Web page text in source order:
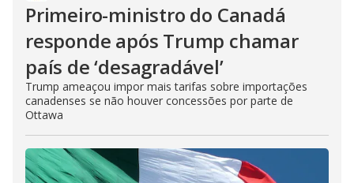
Primeiro-ministro do Canadá
responde após Trump chamar
país de ‘desagradável’
Trump ameaçou impor mais tarifas sobre importações
canadenses se não houver concessões por parte de
Ottawa